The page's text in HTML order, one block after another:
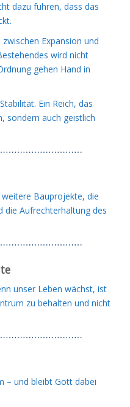
dazu führen, dass das
Expansion und
wird nicht
gehen Hand in
Ein Reich, das
sondern auch geistlich
Bauprojekte, die
die Aufrechterhaltung des
unser Leben wächst, ist
zu behalten und nicht
– und bleibt Gott dabei